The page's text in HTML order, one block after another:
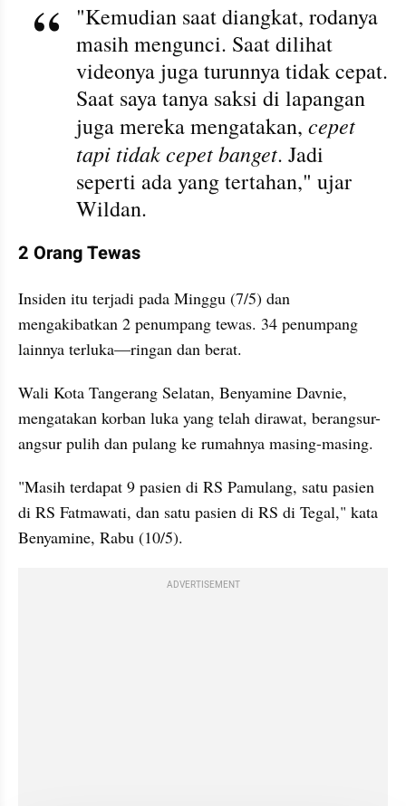
"Kemudian saat diangkat, rodanya
masih mengunci. Saat dilihat
videonya juga turunnya tidak cepat.
Saat saya tanya saksi di lapangan
juga mereka mengatakan, cepet
tapi tidak cepet banget. Jadi
seperti ada yang tertahan," ujar
Wildan.
2 Orang Tewas
Insiden itu terjadi pada Minggu (7/5) dan
mengakibatkan 2 penumpang tewas. 34 penumpang
lainnya terluka—ringan dan berat.
Wali Kota Tangerang Selatan, Benyamine Davnie,
mengatakan korban luka yang telah dirawat, berangsur-
angsur pulih dan pulang ke rumahnya masing-masing.
"Masih terdapat 9 pasien di RS Pamulang, satu pasien
di RS Fatmawati, dan satu pasien di RS di Tegal," kata
Benyamine, Rabu (10/5).
ADVERTISEMENT